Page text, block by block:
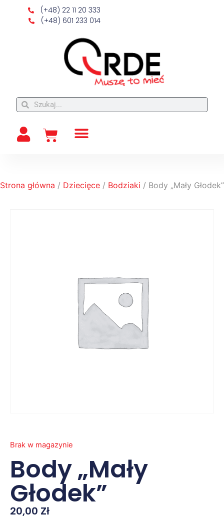
(+48) 22 11 20 333
(+48) 601 233 014
Strona główna / Dziecięce / Bodziaki / Body „Mały Głodek”
Brak w magazynie
Body „Mały
Głodek”
20,00 Zł